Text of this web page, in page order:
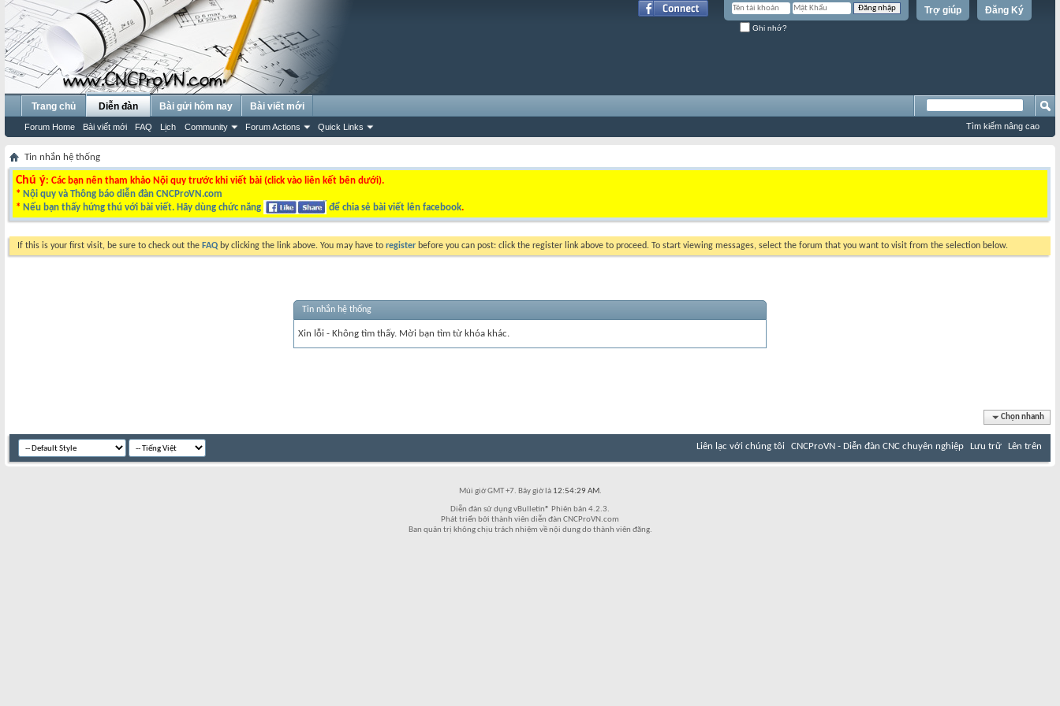
Đăng Ký
Trợ giúp
Ghi nhớ?
Trang chủ Diễn đàn
Forum Home Bài viết mới FAQ Lịch Community Forum Actions Quick Links
Bài gửi hôm nay Bài viết mới
Tìm kiếm nâng cao
Tin nhắn hệ thống
Chú ý: Các bạn nên tham khảo Nội quy trước khi viết bài (click vào liên kết bên dưới).
* Nội quy và Thông báo diễn đàn CNCProVN.com
* Nếu bạn thấy hứng thú với bài viết. Hãy dùng chức năng để chia sẻ bài viết lên facebook.
If this is your first visit, be sure to check out the FAQ by clicking the link above. You may have to register before you can post: click the register link above to proceed. To start viewing messages, select the forum that you want to visit from the selection below.
Tin nhắn hệ thống
Xin lỗi - Không tìm thấy. Mời bạn tìm từ khóa khác.
Chọn nhanh
Liên lạc với chúng tôi CNCProVN - Diễn đàn CNC chuyên nghiệp Lưu trữ Lên trên
Múi giờ GMT +7. Bây giờ là 12:54:29 AM.
Diễn đàn sử dụng vBulletin® Phiên bản 4.2.3.
Phát triển bởi thành viên diễn đàn CNCProVN.com
Ban quản trị không chịu trách nhiệm về nội dung do thành viên đăng.